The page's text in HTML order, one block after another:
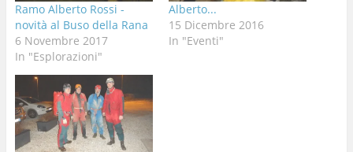
Ramo Alberto Rossi -
novità al Buso della Rana
6 Novembre 2017
In "Esplorazioni"
Alberto...
15 Dicembre 2016
In "Eventi"